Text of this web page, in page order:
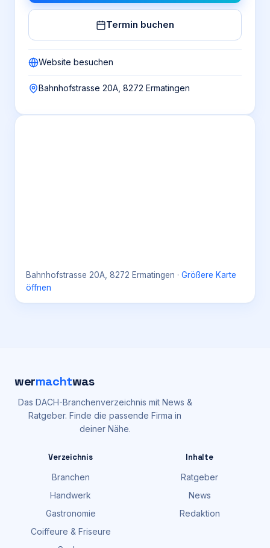
Termin buchen
Website besuchen
Bahnhofstrasse 20A, 8272 Ermatingen
Bahnhofstrasse 20A, 8272 Ermatingen · Größere Karte
öffnen
wermachtwas
Das DACH-Branchenverzeichnis mit News &
Ratgeber. Finde die passende Firma in
deiner Nähe.
Verzeichnis
Branchen
Handwerk
Gastronomie
Coiffeure & Friseure
Inhalte
Ratgeber
News
Redaktion